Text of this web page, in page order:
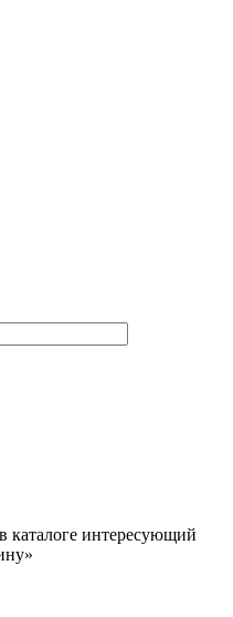
каталоге интересующий